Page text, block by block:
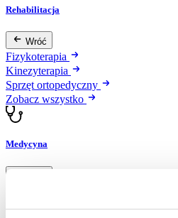
Rehabilitacja
Wróć
Fizykoterapia
Kinezyterapia
Sprzęt ortopedyczny
Zobacz wszystko
Medycyna